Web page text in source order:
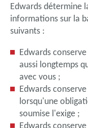
Edwards détermine
informations sur la
suivants :
Edwards
aussi longtemps
avec vous ;
Edwards
lorsqu'une
soumise l'exige ;
Edwards